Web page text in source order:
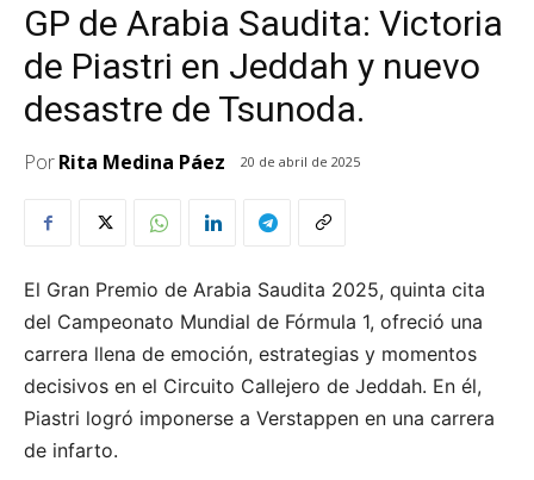
GP de Arabia Saudita: Victoria
de Piastri en Jeddah y nuevo
desastre de Tsunoda.
PorRita Medina Páez 20 de abril de 2025
El Gran Premio de Arabia Saudita 2025, quinta cita
del Campeonato Mundial de Fórmula 1, ofreció una
carrera llena de emoción, estrategias y momentos
decisivos en el Circuito Callejero de Jeddah. En él,
Piastri logró imponerse a Verstappen en una carrera
de infarto.